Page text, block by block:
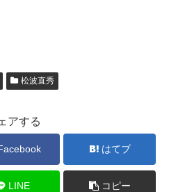
松波直秀
アする
はてブ
LINE コピー